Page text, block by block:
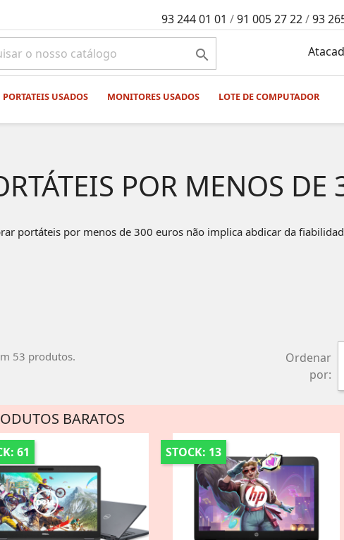
93 244 01 01 /91 005 27 22/93

PORTATEIS USADOS MONITORES USADOS LOTE DE COMPUTADOR
POR MENOS DE
portáteis por menos de 300 euros não implica abdicar da
53 produtos.
Ordenar
por:
BARATOS
61 STOCK: 13